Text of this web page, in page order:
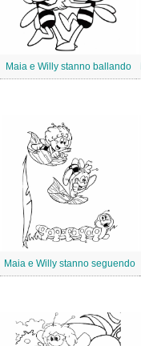
Maia e Willy stanno ballando
Maia e Willy stanno seguendo